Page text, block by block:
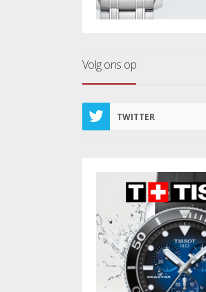
Volg ons op
TWITTER